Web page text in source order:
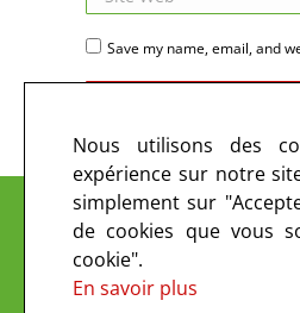
Save my name, email, and
Le CIRC sur les ondes
Nous utilisons des
expérience sur notre
simplement sur
de cookies que vous
cookie".
En savoir plus